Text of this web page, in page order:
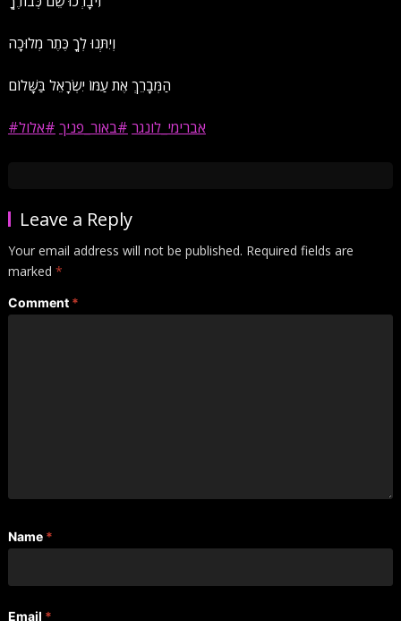
וְיִתְּנוּ לְךָ כֶּתֶר מְלוּכָה
הַמְּבָרֵךְ אֶת עַמּוֹ יִשְׂרָאֵל בַּשָּׁלוֹם
#אברימי_לונגר #באור_פניך #אלול
Leave a Reply
Your email address will not be published. Required fields are
marked *
Comment *
Name *
Email *